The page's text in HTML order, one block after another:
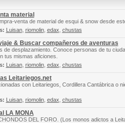
material
venta de material de esqui & snow desde
Luisan, riomolin, edax chustas
& Buscar compañeros de aventuras
de desplazamiento. Conoce personas de tu
tus mismas aficiones.
Luisan, riomolin, edax chustas
Leitariegos.net
con Leitariegos, Cordillera Cantábrica o
Luisan, riomolin, edax chustas
LA MONA
DEL FORO. (Los monos adictos a